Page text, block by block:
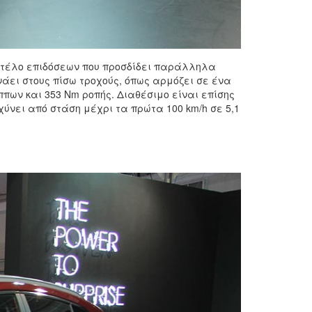
επιδόσεων που προσδίδει παράλληλα
στους πίσω τροχούς, όπως αρμόζει σε ένα
και 353 Nm ροπής. Διαθέσιμο είναι επίσης
από στάση μέχρι τα πρώτα 100 km/h σε 5,1